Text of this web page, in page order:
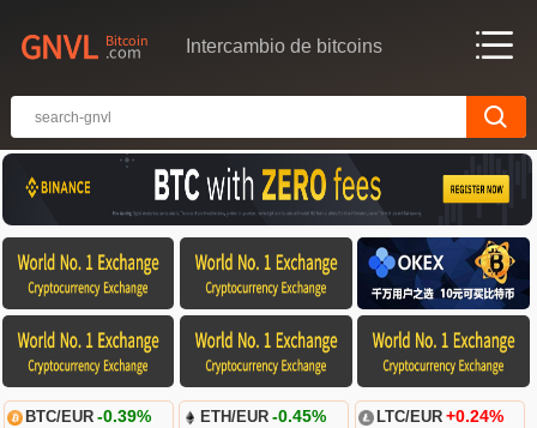
Intercambio de bitcoins
BTC/EUR -0.39% ETH/EUR -0.45% LTC/EUR +0.24%